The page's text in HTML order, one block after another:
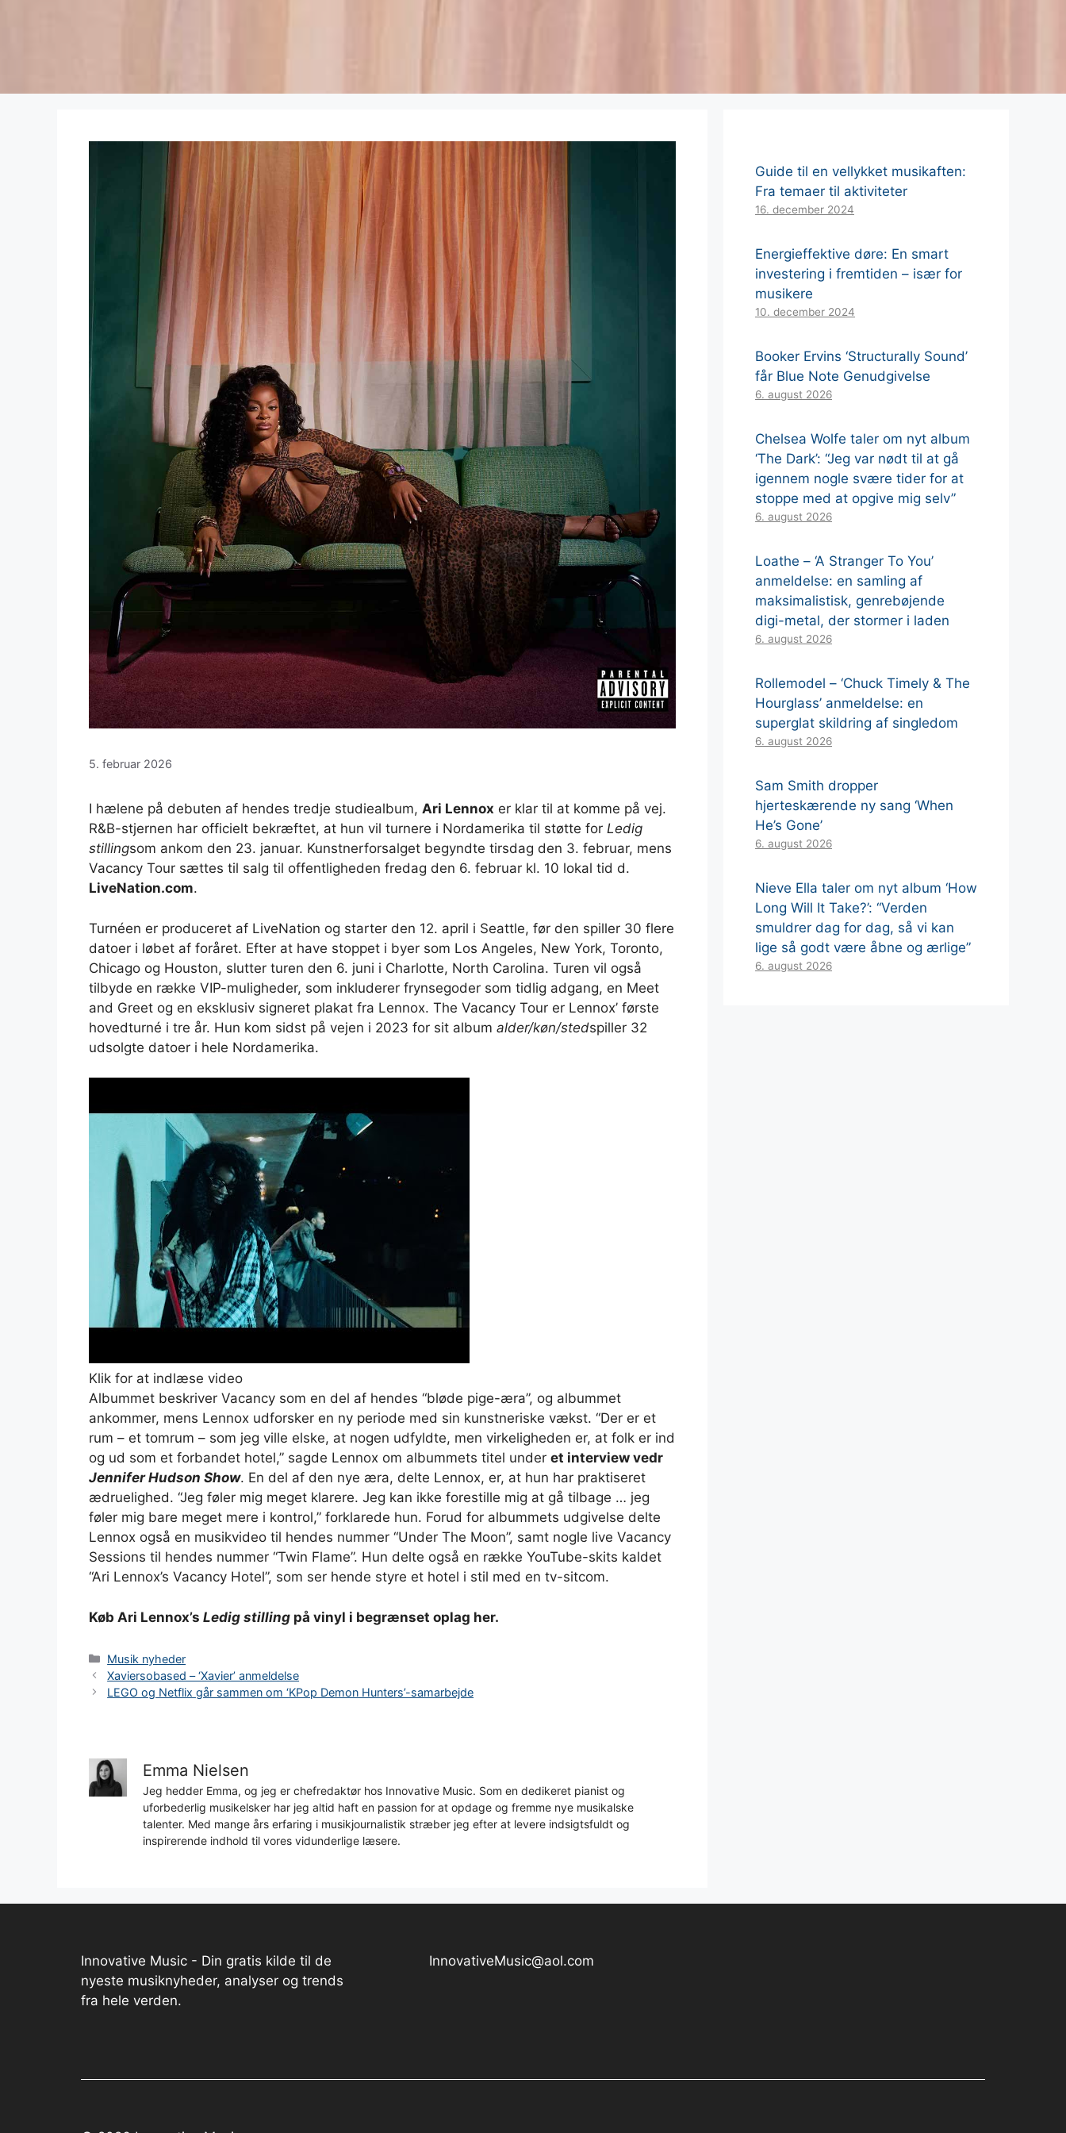
5. februar 2026
I hælene på debuten af ​​hendes tredje studiealbum, Ari Lennox er klar til at komme på vej.
R&B-stjernen har officielt bekræftet, at hun vil turnere i Nordamerika til støtte for Ledig
stillingsom ankom den 23. januar. Kunstnerforsalget begyndte tirsdag den 3. februar, mens
Vacancy Tour sættes til salg til offentligheden fredag ​​den 6. februar kl. 10 lokal tid d.
LiveNation.com.
Turnéen er produceret af LiveNation og starter den 12. april i Seattle, før den spiller 30 flere
datoer i løbet af foråret. Efter at have stoppet i byer som Los Angeles, New York, Toronto,
Chicago og Houston, slutter turen den 6. juni i Charlotte, North Carolina. Turen vil også
tilbyde en række VIP-muligheder, som inkluderer frynsegoder som tidlig adgang, en Meet
and Greet og en eksklusiv signeret plakat fra Lennox. The Vacancy Tour er Lennox’ første
hovedturné i tre år. Hun kom sidst på vejen i 2023 for sit album alder/køn/stedspiller 32
udsolgte datoer i hele Nordamerika.
Klik for at indlæse video
Albummet beskriver Vacancy som en del af hendes “bløde pige-æra”, og albummet
ankommer, mens Lennox udforsker en ny periode med sin kunstneriske vækst. “Der er et
rum – et tomrum – som jeg ville elske, at nogen udfyldte, men virkeligheden er, at folk er ind
og ud som et forbandet hotel,” sagde Lennox om albummets titel under et interview vedr
Jennifer Hudson Show. En del af den nye æra, delte Lennox, er, at hun har praktiseret
ædruelighed. “Jeg føler mig meget klarere. Jeg kan ikke forestille mig at gå tilbage … jeg
føler mig bare meget mere i kontrol,” forklarede hun. Forud for albummets udgivelse delte
Lennox også en musikvideo til hendes nummer “Under The Moon”, samt nogle live Vacancy
Sessions til hendes nummer “Twin Flame”. Hun delte også en række YouTube-skits kaldet
“Ari Lennox’s Vacancy Hotel”, som ser hende styre et hotel i stil med en tv-sitcom.
Køb Ari Lennox’s Ledig stilling på vinyl i begrænset oplag her.
Kategorier
Musik nyheder
Xaviersobased – ‘Xavier’ anmeldelse
LEGO og Netflix går sammen om ‘KPop Demon Hunters’-samarbejde
Emma Nielsen
Jeg hedder Emma, og jeg er chefredaktør hos Innovative Music. Som en dedikeret pianist og
uforbederlig musikelsker har jeg altid haft en passion for at opdage og fremme nye musikalske
talenter. Med mange års erfaring i musikjournalistik stræber jeg efter at levere indsigtsfuldt og
inspirerende indhold til vores vidunderlige læsere.
Guide til en vellykket musikaften:
Fra temaer til aktiviteter
16. december 2024
Energieffektive døre: En smart
investering i fremtiden – især for
musikere
10. december 2024
Booker Ervins ‘Structurally Sound’
får Blue Note Genudgivelse
6. august 2026
Chelsea Wolfe taler om nyt album
‘The Dark’: “Jeg var nødt til at gå
igennem nogle svære tider for at
stoppe med at opgive mig selv”
6. august 2026
Loathe – ‘A Stranger To You’
anmeldelse: en samling af
maksimalistisk, genrebøjende
digi-metal, der stormer i laden
6. august 2026
Rollemodel – ‘Chuck Timely & The
Hourglass’ anmeldelse: en
superglat skildring af singledom
6. august 2026
Sam Smith dropper
hjerteskærende ny sang ‘When
He’s Gone’
6. august 2026
Nieve Ella taler om nyt album ‘How
Long Will It Take?’: “Verden
smuldrer dag for dag, så vi kan
lige så godt være åbne og ærlige”
6. august 2026
Innovative Music - Din gratis kilde til de
nyeste musiknyheder, analyser og trends
fra hele verden.
InnovativeMusic@aol.com